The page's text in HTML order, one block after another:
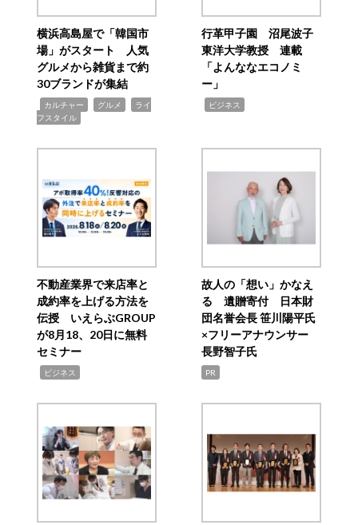
横浜高島屋で「韓国市
場」がスタート 人気
グルメから雑貨まで約
30ブランドが集結
カルチャー グルメ
ライ
フスタイル
行革甲子園 沼尾波子
東洋大学教授 連載
「よんななエコノミ
ー」
ビジネス
不動産業界で来店率と
成約率を上げる方法を
伝授 いえらぶGROUP
が8月18、20日に無料
セミナー
ビジネス
故人の「想い」かなえ
る 遺贈寄付 日本財
団名誉会長 笹川陽平氏
×フリーアナウンサー
長野智子氏
PR